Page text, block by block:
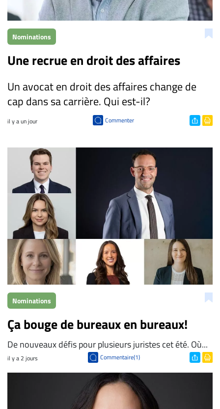
CARRIÈRE
ET
EMPLOIS
ET
JURISTES
d'emploi
Continue
Métiers
Scoop?
CABINETS
ET
ENTREPRISES
Espace
entreprises
Page
entreprises
Publier
emploi
Publicité
Solutions de
Nominations
Une recrue en droit des affaires
Un avocat en droit des affaires change de
cap dans sa carrière. Qui est-il?
il y a un jour Commenter
Nominations
Ça bouge de bureaux en bureaux!
De nouveaux défis pour plusieurs juristes cet été. Où...
il y a 2 jours Commentaire(1)